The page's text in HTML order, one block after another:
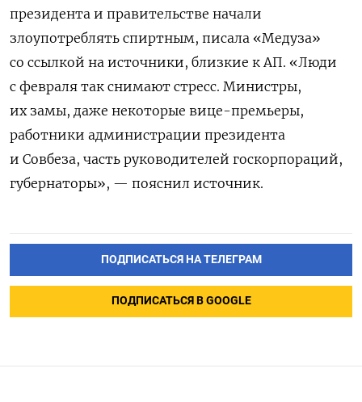
президента и правительстве начали
злоупотреблять спиртным, писала «Медуза»
со ссылкой на источники, близкие к АП. «Люди
с февраля так снимают стресс. Министры,
их замы, даже некоторые вице-премьеры,
работники администрации президента
и Совбеза, часть руководителей госкорпораций,
губернаторы», — пояснил источник.
ПОДПИСАТЬСЯ НА ТЕЛЕГРАМ
ПОДПИСАТЬСЯ В GOOGLE